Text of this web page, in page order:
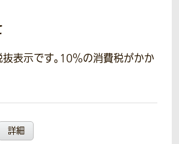
表示です。10％の消費税がかか
詳細